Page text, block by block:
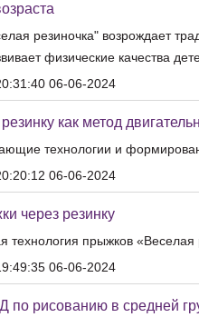
резиночка" возрождает
физические качества
06-06-2024
как метод
технологии и
06-06-2024
через резинку
технология прыжков «Веселая
06-06-2024
по рисованию в средней